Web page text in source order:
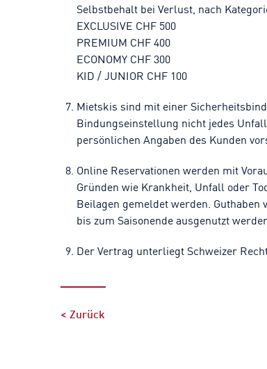
Selbstbehalt bei Verlust, nach
EXCLUSIVE CHF 500
PREMIUM CHF 400
ECONOMY CHF 300
KID / JUNIOR CHF 100
Mietskis sind mit einer
Bindungseinstellung nicht jedes
persönlichen Angaben des Kunden
Online Reservationen werden mit
Gründen wie Krankheit, Unfall oder
Beilagen gemeldet werden. Guthaben
bis zum Saisonende ausgenutzt
Der Vertrag unterliegt Schweizer
< Zurück